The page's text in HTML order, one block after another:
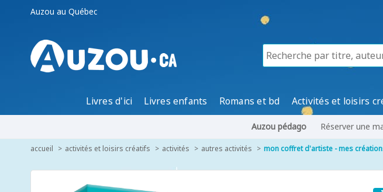
Auzou au Québec
Livres d'ici Livres enfants Romans et bd Activités et loisirs
Auzou pédago Réserver une
accueil activités et loisirs créatifs activités autres activités mon coffret d'artiste - mes